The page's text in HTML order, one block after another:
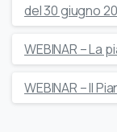
del 30 giugno
WEBINAR – La
WEBINAR – Il